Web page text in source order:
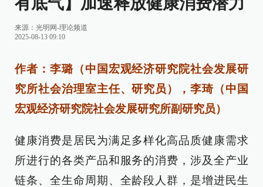
来源： 光明网-理论频道
2025-08-13 09:10
作者：李璐（中国宏观经济研究院社会发展研
究所社会治理室主任、研究员），李琦（中国
宏观经济研究院社会发展研究所副研究员）
健康消费是居民为满足多样化高品质健康需求
所进行的各类产品和服务的消费，涉及全产业
链条、全生命周期、全龄段人群，是增进民生